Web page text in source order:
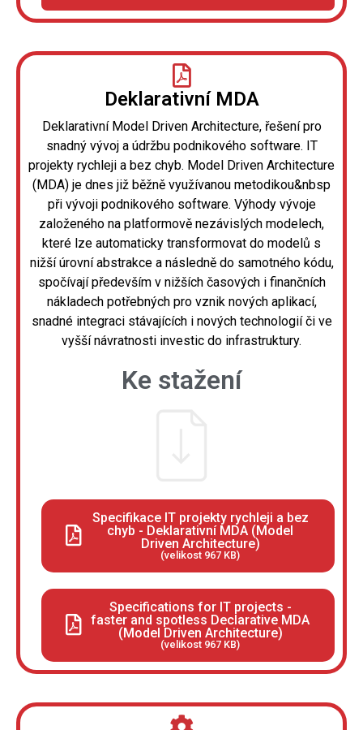
Deklarativní MDA
Deklarativní Model Driven Architecture, řešení pro
snadný vývoj a údržbu podnikového software. IT
projekty rychleji a bez chyb. Model Driven Architecture
(MDA) je dnes již běžně využívanou metodikou&nbsp
při vývoji podnikového software. Výhody vývoje
založeného na platformově nezávislých modelech,
které lze automaticky transformovat do modelů s
nižší úrovní abstrakce a následně do samotného kódu,
spočívají především v nižších časových i finančních
nákladech potřebných pro vznik nových aplikací,
snadné integraci stávajících i nových technologií či ve
vyšší návratnosti investic do infrastruktury.
Ke stažení
Specifikace IT projekty rychleji a bez
chyb - Deklarativní MDA (Model
Driven Architecture)
(velikost 967 KB)
Specifications for IT projects -
faster and spotless Declarative MDA
(Model Driven Architecture)
(velikost 967 KB)